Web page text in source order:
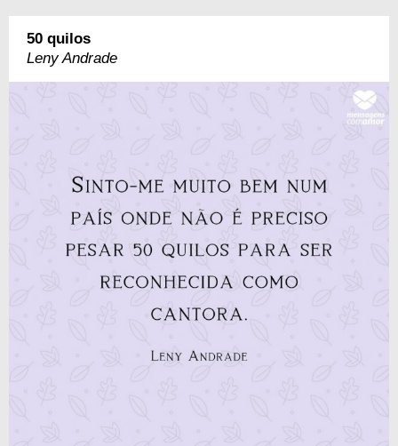
50 quilos
Leny Andrade